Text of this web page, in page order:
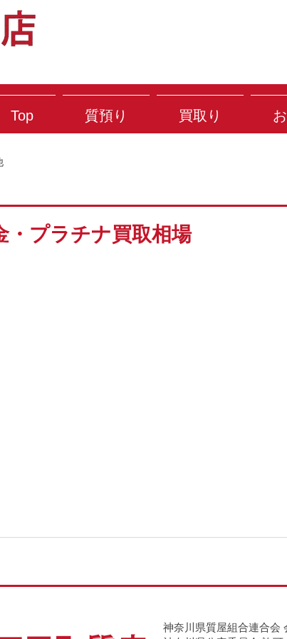
Top 質預り 買取り
・プラチナ買取相場
神奈川県質屋組合連合会